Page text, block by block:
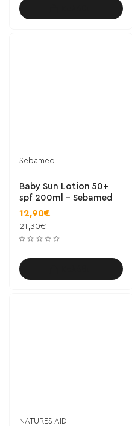
Sebamed
Baby Sun Lotion 50+
spf 200ml - Sebamed
12,90€
21,30€
NATURES AID